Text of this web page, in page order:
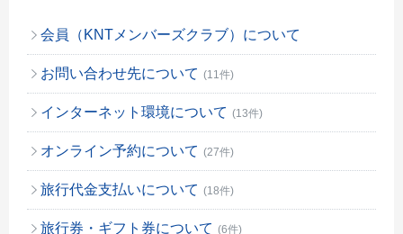
会員（KNTメンバーズクラブ）について
お問い合わせ先について (11件)
インターネット環境について (13件)
オンライン予約について (27件)
旅行代金支払いについて (18件)
旅行券・ギフト券について (6件)